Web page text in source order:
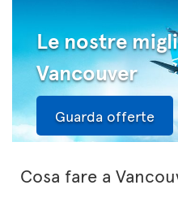
Le nostre
Vancouver
Guarda offerte
Cosa fare a